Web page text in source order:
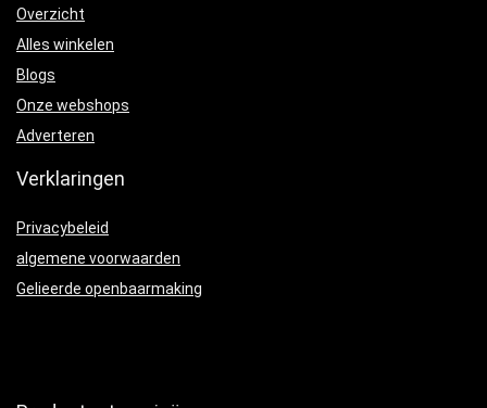
Overzicht
Alles winkelen
Blogs
Onze webshops
Adverteren
Verklaringen
Privacybeleid
algemene voorwaarden
Gelieerde openbaarmaking